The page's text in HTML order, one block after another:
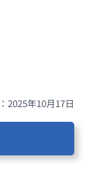
2025年10月17日